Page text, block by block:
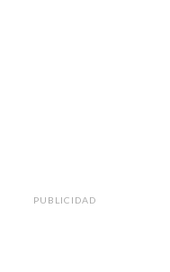
PUBLICIDAD